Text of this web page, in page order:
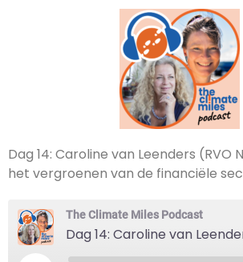
Dag 14: Caroline van Leenders (RVO
het vergroenen van de financiële
The Climate Miles Podcast